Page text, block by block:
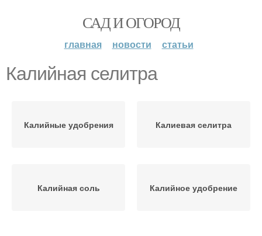
САД И ОГОРОД
главная новости статьи
Калийная селитра
Калийные удобрения Калиевая селитра
Калийная соль Калийное удобрение